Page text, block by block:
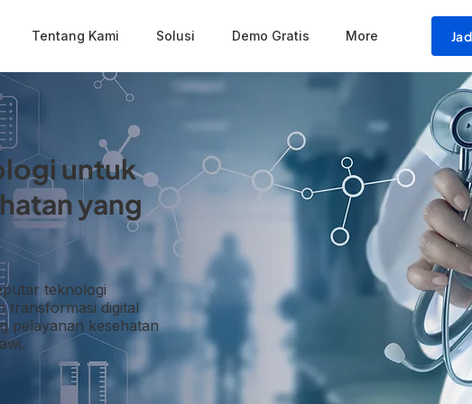
Tentang Kami Solusi Demo Gratis More
untuk
yang
teknologi
transformasi digital
pelayanan kesehatan